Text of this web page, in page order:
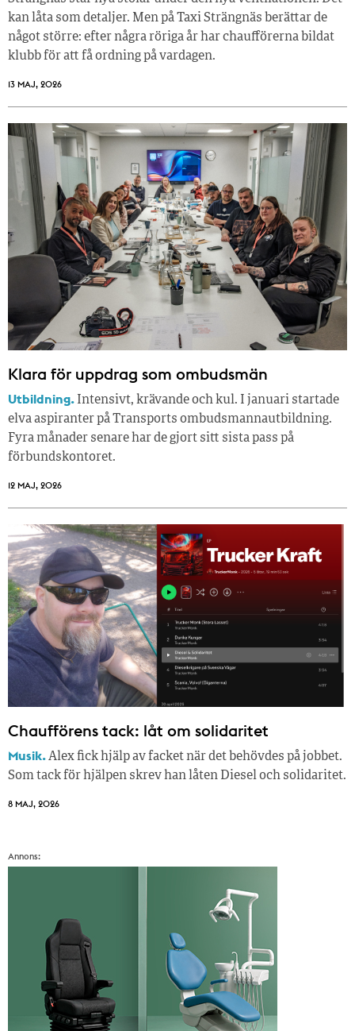
kan låta som detaljer. Men på Taxi Strängnäs berättar de
något större: efter några röriga år har chaufförerna bildat
klubb för att få ordning på vardagen.
13 MAJ, 2026
Klara för uppdrag som ombudsmän
Utbildning. Intensivt, krävande och kul. I januari startade
elva aspiranter på Transports ombudsmannautbildning.
Fyra månader senare har de gjort sitt sista pass på
förbundskontoret.
12 MAJ, 2026
Chaufförens tack: låt om solidaritet
Musik.Alex fick hjälp av facket när det behövdes på jobbet.
Som tack för hjälpen skrev han låten Diesel och solidaritet.
8 MAJ, 2026
Annons: